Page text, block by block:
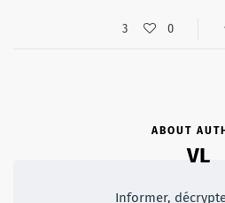
3 0
ABOUT
VL
Informer,